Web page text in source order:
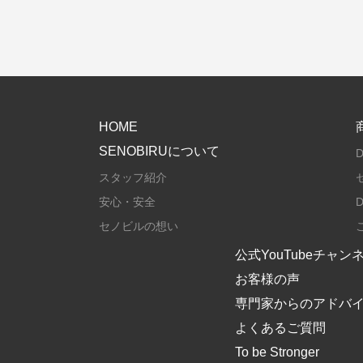
HOME
SENOBIRUについて
スタッフ紹介
安心・安全
セノビルの想い
公式YouTubeチャン
お客様の声
専門家からのアドバ
よくあるご質問
To be Stronger